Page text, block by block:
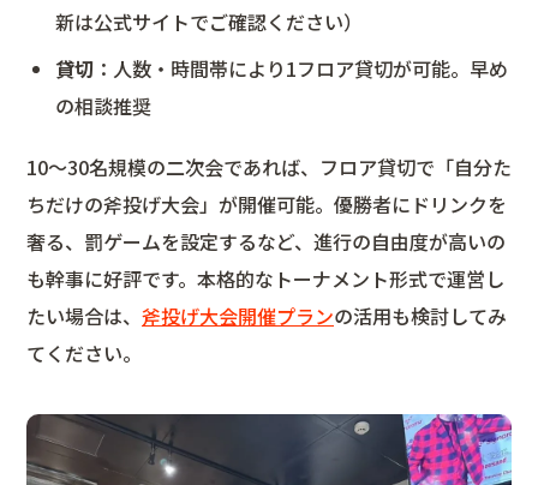
新は公式サイトでご確認ください）
貸切 ：人数・時間帯により1フロア貸切が可能。早め
の相談推奨
10〜30名規模の二次会であれば、フロア貸切で「自分た
ちだけの斧投げ大会」が開催可能。優勝者にドリンクを
奢る、罰ゲームを設定するなど、進行の自由度が高いの
も幹事に好評です。本格的なトーナメント形式で運営し
たい場合は、 斧投げ大会開催プランの活用も検討してみ
てください。